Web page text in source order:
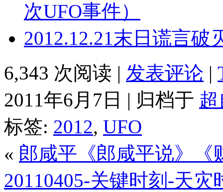
次UFO事件）
2012.12.21末日谎言
6,343 次阅读 | 发表评论 |
2011年6月7日 | 归档于
标签: 2012, UFO
« 郎咸平《郎咸平说》《
20110405-关键时刻-天灾